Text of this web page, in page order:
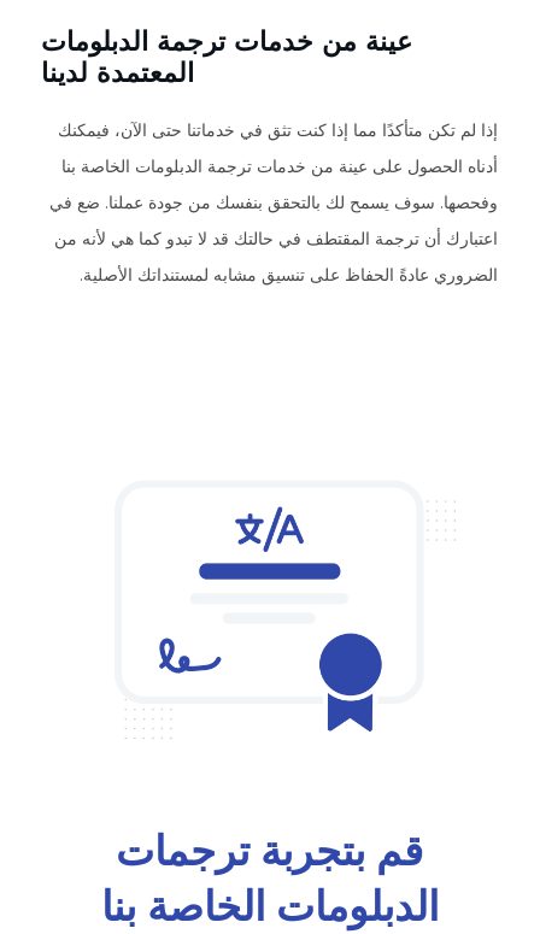
عينة من خدمات ترجمة الدبلومات
المعتمدة لدينا
إذا لم تكن متأكدًا مما إذا كنت تثق في خدماتنا حتى الآن، فيمكنك
أدناه الحصول على عينة من خدمات ترجمة الدبلومات الخاصة بنا
وفحصها. سوف يسمح لك بالتحقق بنفسك من جودة عملنا. ضع في
اعتبارك أن ترجمة المقتطف في حالتك قد لا تبدو كما هي لأنه من
الضروري عادةً الحفاظ على تنسيق مشابه لمستنداتك الأصلية.
قم بتجربة ترجمات
الدبلومات الخاصة بنا